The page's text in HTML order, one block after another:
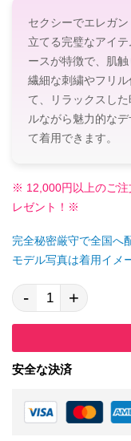
セクシーでエレガ
立てる完璧なアイ
ースが特徴で、肌
繊細な刺繍やフリ
て、リラックスし
ルながら魅力的な
て着用できます。
※ 12,000円以上のご注
レゼント！※
完全秘密厳守で全国へ
モデル写真は着用イメ
- +
安全な決済